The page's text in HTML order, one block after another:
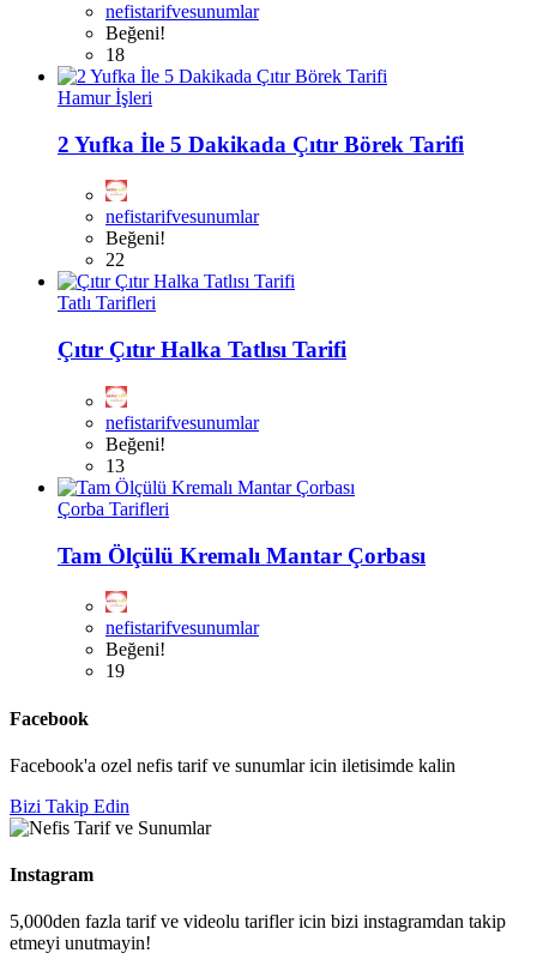
nefistarifvesunumlar
Beğeni!
18
Hamur İşleri
2 Yufka İle 5 Dakikada Çıtır Börek Tarifi
nefistarifvesunumlar
Beğeni!
22
Tatlı Tarifleri
Çıtır Çıtır Halka Tatlısı Tarifi
nefistarifvesunumlar
Beğeni!
13
Çorba Tarifleri
Tam Ölçülü Kremalı Mantar Çorbası
nefistarifvesunumlar
Beğeni!
19
Facebook
Facebook'a ozel nefis tarif ve sunumlar icin iletisimde kalin
Bizi Takip Edin
Instagram
5,000den fazla tarif ve videolu tarifler icin bizi instagramdan takip
etmeyi unutmayin!